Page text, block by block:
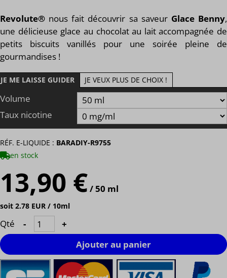
Revolute® nous fait découvrir sa saveur Glace Benny,
une délicieuse glace au chocolat au lait accompagnée de
petits biscuits vanillés
pour une soirée pleine de
gourmandises !
JE ME LAISSE GUIDER JE VEUX PLUS DE CHOIX !
Volume
Taux nicotine
RÉF. E-LIQUIDE : BARADIY-R9755
en stock
13,90 €/ 50 ml
soit 2.78 EUR / 10ml
Qté -
+
Ajouter au panier